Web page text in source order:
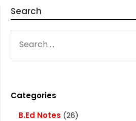
Search
FOR:
Categories
B.Ed Notes (26)